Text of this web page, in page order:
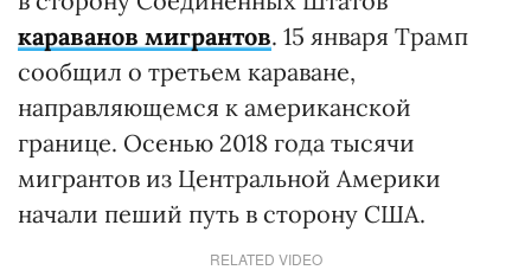
караванов мигрантов. 15 января Трамп
сообщил о третьем караване,
направляющемся к американской
границе. Осенью 2018 года тысячи
мигрантов из Центральной Америки
начали пеший путь в сторону США.
RELATED VIDEO